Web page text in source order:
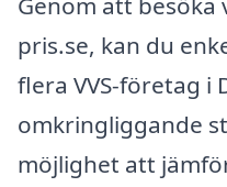
pris.se, kan du
flera VVS-företag i
omkringliggande
möjlighet att